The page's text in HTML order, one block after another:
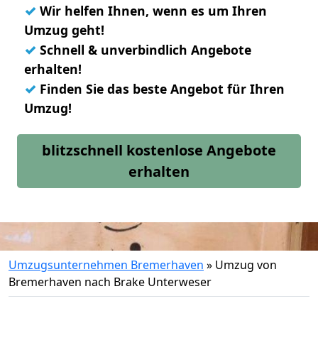
✓ Wir helfen Ihnen, wenn es um Ihren
Umzug geht!
✓ Schnell & unverbindlich Angebote
erhalten!
✓ Finden Sie das beste Angebot für Ihren
Umzug!
blitzschnell kostenlose Angebote
erhalten
Umzugsunternehmen Bremerhaven » Umzug von
Bremerhaven nach Brake Unterweser